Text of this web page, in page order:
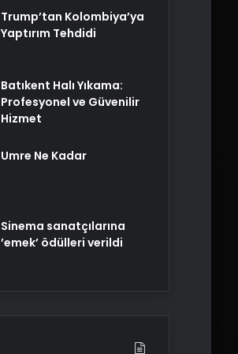
Trump’tan Kolombiya’ya
Yaptırım Tehdidi
Batıkent Halı Yıkama:
Profesyonel ve Güvenilir
Hizmet
Umre Ne Kadar
Sinema sanatçılarına
’emek’ ödülleri verildi